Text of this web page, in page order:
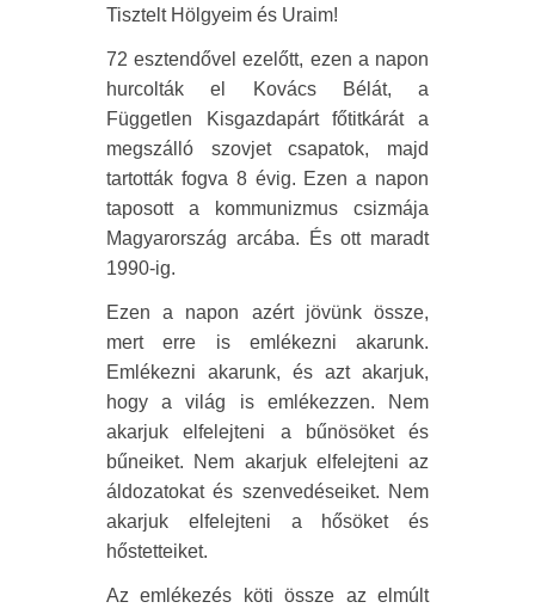
Tisztelt Hölgyeim és Uraim!
72 esztendővel ezelőtt, ezen a napon
hurcolták el Kovács Bélát, a
Független Kisgazdapárt főtitkárát a
megszálló szovjet csapatok, majd
tartották fogva 8 évig. Ezen a napon
taposott a kommunizmus csizmája
Magyarország arcába. És ott maradt
1990-ig.
Ezen a napon azért jövünk össze,
mert erre is emlékezni akarunk.
Emlékezni akarunk, és azt akarjuk,
hogy a világ is emlékezzen. Nem
akarjuk elfelejteni a bűnösöket és
bűneiket. Nem akarjuk elfelejteni az
áldozatokat és szenvedéseiket. Nem
akarjuk elfelejteni a hősöket és
hőstetteiket.
Az emlékezés köti össze az elmúlt